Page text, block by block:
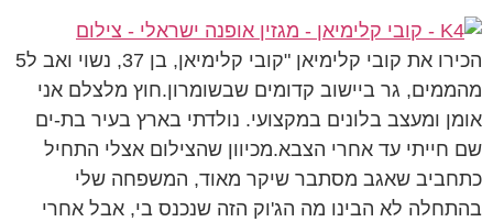
הכירו את קובי קלימיאן "קובי קלימיאן, בן 37, נשוי ואב ל5
מהממים, גר ביישוב קדומים שבשומרון.חוץ מלצלם אני
אומן ומעצב בלונים במקצועי. נולדתי בארץ בעיר בת-ים
שם חייתי עד אחרי הצבא.מכיוון שהצילום אצלי התחיל
כתחביב שאגב מסתבר שיקר מאוד, המשפחה שלי
בהתחלה לא הבינו מה הג'וק הזה שנכנס בי, אבל אחרי